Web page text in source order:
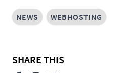
NEWS WEBHOSTING
SHARE THIS